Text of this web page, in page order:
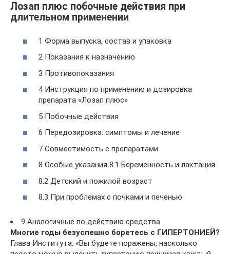
Лозап плюс побочные действия при
длительном применении
1 Форма выпуска, состав и упаковка
2 Показания к назначению
3 Противопоказания
4 Инструкция по применению и дозировка
препарата «Лозап плюс»
5 Побочные действия
6 Передозировка: симптомы и лечение
7 Совместимость с препаратами
8 Особые указания 8.1 Беременность и лактация
8.2 Детский и пожилой возраст
8.3 При проблемах с почками и печенью
9 Аналогичные по действию средства
Многие годы безуспешно боретесь с ГИПЕРТОНИЕЙ?
Глава Института: «Вы будете поражены, насколько